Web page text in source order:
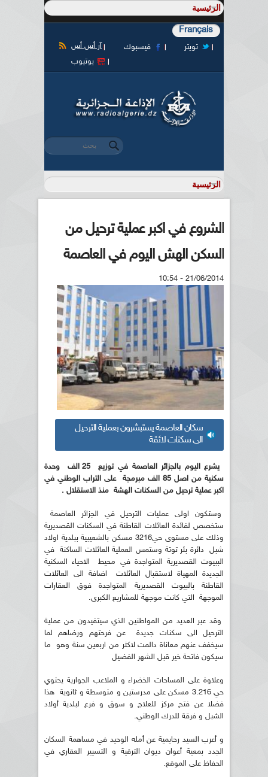
Français
آر أس أس فيسبوك
تويتر
يوتيوب
استمارة البحث
‏بحث ‏
الشروع في اكبر عملية ترحيل من
السكن الهش اليوم في العاصمة
21/06/2014 - 10:54
سكان العاصمة يستبشرون بعملية الترحيل
الى سكنات لائقة
يشرع اليوم بالجزائر العاصمة في توزيع 25 الف وحدة
سكنية من اصل 85 الف مبرمجة على التراب الوطني في
اكبر عملية ترحيل من السكنات الهشة منذ الاستقلال .
وستكون اولى عمليات الترحيل في الجزائر العاصمة
ستخصص لفائدة العائلات القاطنة في السكنات القصديرية
وذلك على مستوى حي3216 مسكن بالشعيبية ببلدية اولاد
شبل دائرة بئر توتة وستمس العملية العائلات الساكنة في
الببيوت القصديرية المتواجدة في محيط الاحياء السكنية
الجديدة المهياة لاستقبال العائلات اضافة الى العائلات
القاطنة بالبيوت القصديرية المتواجدة فوق العقارات
الموجهة التي كانت موجهة للمشاريع الكبرى.
وقد عبر العديد من المواطنين الذي سيتفيدون من عملية
الترحيل الى سكنات جديدة عن فرحتهم ورضاهم لما
سيخفف عنهم معاناة دالمت لاكثر من اربعين سنة وهو ما
سيكون فاتحة خير قبل الشهر الفضيل
وعلاوة على المساحات الخضراء و الملاعب الجوارية يحتوي
حي 3.216 مسكن على مدرستين و متوسطة و ثانوية هذا
فضلا عن فتح مركز للعلاج و سوق و فرع لبلدية أولاد
الشبل و فرقة للدرك الوطني.
و أعرب السيد رحايمية عن أمله الوحيد في مساهمة السكان
الجدد بمعية أعوان ديوان الترقية و التسيير العقاري في
الحفاظ على الموقع.